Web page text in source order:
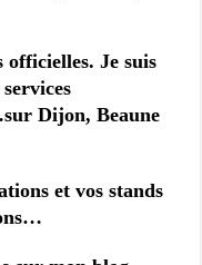
officielles. Je suis
Dijon, Beaune
et vos stands